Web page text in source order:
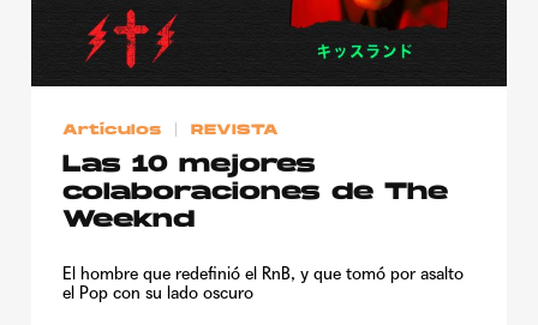
Artículos REVISTA
Las 10 mejores
colaboraciones de The
Weeknd
El hombre que redefinió el RnB, y que tomó por asalto
el Pop con su lado oscuro